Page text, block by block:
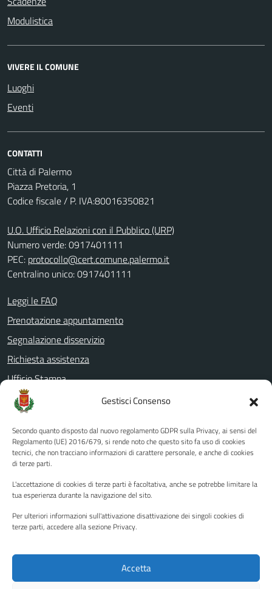
Gestisci Consenso
Secondo quanto disposto dal nuovo regolamento GDPR sulla Privacy, ai sensi del
Regolamento (UE) 2016/679, si rende noto che questo sito fa uso di cookies
tecnici, che non tracciano informazioni di carattere personale, e anche di cookies
di terze parti.
L'accettazione di cookies di terze parti è facoltativa, anche se potrebbe limitare la
tua esperienza durante la navigazione del sito.
Per ulteriori informazioni sull'attivazione disattivazione dei singoli cookies di
terze parti, accedere alla sezione Privacy.
Accetta
Modulistica
VIVERE IL COMUNE
Luoghi
Eventi
CONTATTI
Città di Palermo
Piazza Pretoria, 1
Codice fiscale / P. IVA:80016350821
U.O. Ufficio Relazioni con il Pubblico (URP)
Numero verde: 0917401111
PEC: protocollo@cert.comune.palermo.it
Centralino unico: 0917401111
Leggi le FAQ
Prenotazione appuntamento
Segnalazione disservizio
Richiesta assistenza
Ufficio Stampa
Amministrazione Trasparente
Albo pretorio
Informativa privacy
Note legali
Piano di miglioramento del sito
Instagram